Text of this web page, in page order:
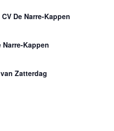
De Narre-Kappen
Narre-Kappen
Zatterdag